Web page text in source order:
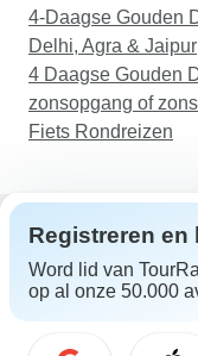
4-Daagse Gouden
Delhi, Agra & Jaipur
4 Daagse Gouden
zonsopgang of
Fiets Rondreizen
Hulp
Neem contact met
E-mail:
Registreren en
Word lid van
op al onze 50.000